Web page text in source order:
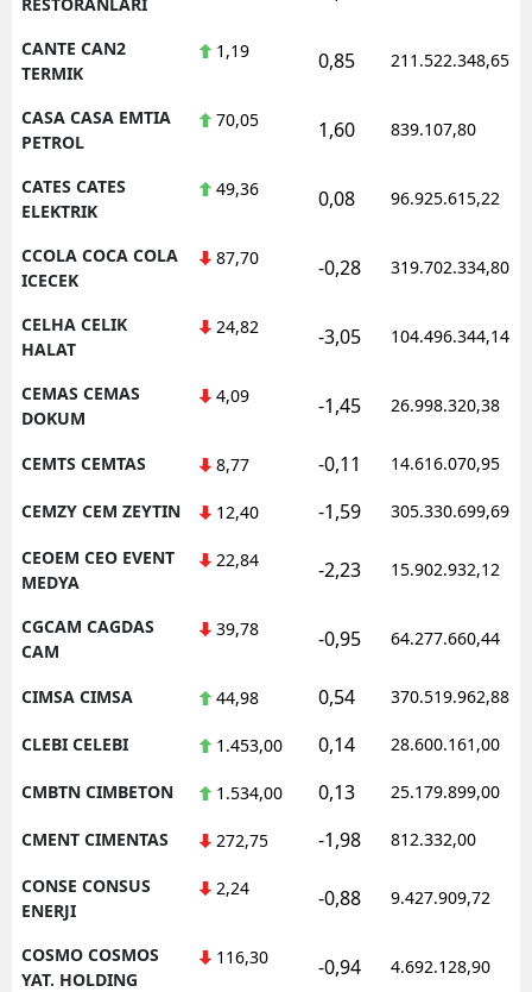
CANTE CAN2
TERMIK
1,19 0,85 211.522.348,65
CASA CASA EMTIA
PETROL
70,05 1,60 839.107,80
CATES CATES
ELEKTRIK
49,36 0,08 96.925.615,22
CCOLA COCA COLA
ICECEK
87,70 -0,28 319.702.334,80
CELHA CELIK
HALAT
24,82 -3,05 104.496.344,14
CEMAS CEMAS
DOKUM
4,09 -1,45 26.998.320,38
CEMTS CEMTAS 8,77 -0,11 14.616.070,95
CEMZY CEM ZEYTIN 12,40 -1,59 305.330.699,69
CEOEM CEO EVENT
MEDYA
22,84 -2,23 15.902.932,12
CGCAM CAGDAS
CAM
39,78 -0,95 64.277.660,44
CIMSA CIMSA 44,98 0,54 370.519.962,88
CLEBI CELEBI 1.453,00 0,14 28.600.161,00
CMBTN CIMBETON 1.534,00 0,13 25.179.899,00
CMENT CIMENTAS 272,75 -1,98 812.332,00
CONSE CONSUS
ENERJI
2,24 -0,88 9.427.909,72
COSMO COSMOS
YAT. HOLDING
116,30 -0,94 4.692.128,90